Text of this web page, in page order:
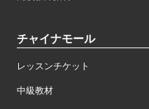
チャイナモール
レッスンチケット
中級教材